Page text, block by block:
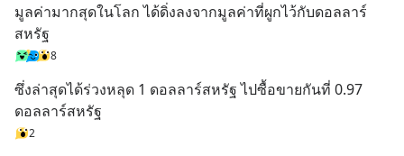
มูลค่ามากสุดในโลก ได้ดิ่งลงจากมูลค่าที่ผูกไว้กับดอลลาร์
สหรัฐ
8
ซึ่งล่าสุดได้ร่วงหลุด 1 ดอลลาร์สหรัฐ ไปซื้อขายกันที่ 0.97
ดอลลาร์สหรัฐ
2